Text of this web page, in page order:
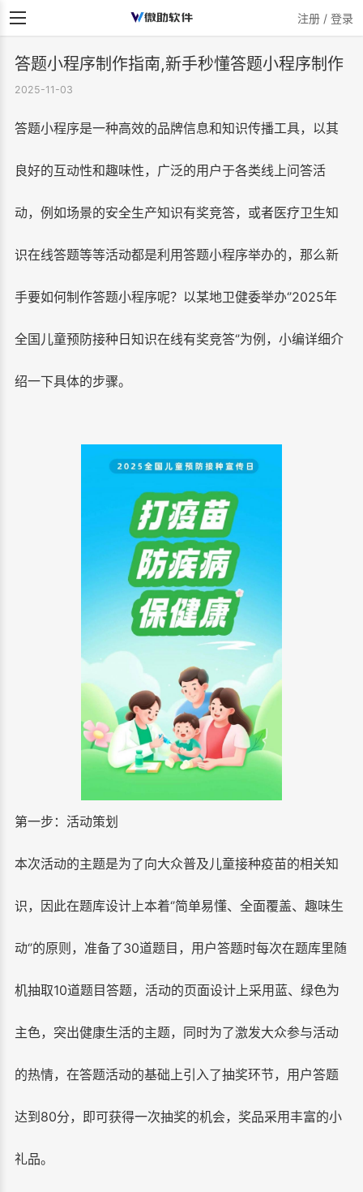
注册 / 登录
答题小程序制作指南,新手秒懂答题小程序制作
2025-11-03
答题小程序是一种高效的品牌信息和知识传播工具，以其
良好的互动性和趣味性，广泛的用户于各类线上问答活
动，例如场景的安全生产知识有奖竞答，或者医疗卫生知
识在线答题等等活动都是利用答题小程序举办的，那么新
手要如何制作答题小程序呢？以某地卫健委举办‘’2025年
全国儿童预防接种日知识在线有奖竞答‘’为例， 小编详细介
绍一下具体的步骤。
第一步：活动策划
本次活动的主题是为了向大众普及儿童接种疫苗的相关知
识，因此在题库设计上本着‘’简单易懂、全面覆盖、趣味生
动‘’的原则，准备了30道题目，用户答题时每次在题库里随
机抽取10道题目答题，活动的页面设计上采用蓝、绿色为
主色，突出健康生活的主题，同时为了激发大众参与活动
的热情，在答题活动的基础上引入了抽奖环节，用户答题
达到80分，即可获得一次抽奖的机会，奖品采用丰富的小
礼品。